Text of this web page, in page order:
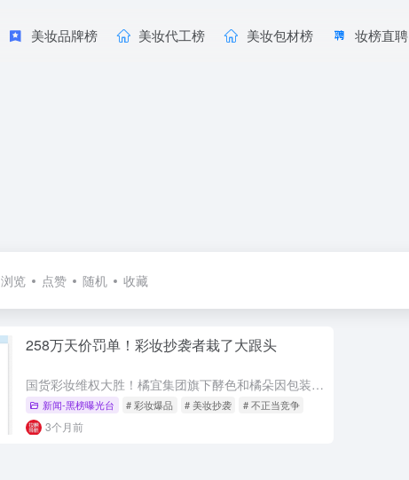
美妆品牌榜 美妆代工榜 美妆包材榜 妆榜直聘
浏览 点赞 随机 收藏
258万天价罚单！彩妆抄袭者栽了大跟头
国货彩妆维权大胜！橘宜集团旗下酵色和橘朵因包装被Kekemood和SWEET MINT恶意抄袭，两案合计获赔258万元，创下美妆领域包装装潢不正当竞争最高判罚之一。彩妆行业抄袭成风，从外观设计到色号命...
新闻-黑榜曝光台 # 彩妆爆品 # 美妆抄袭 # 不正当竞争
3个月前